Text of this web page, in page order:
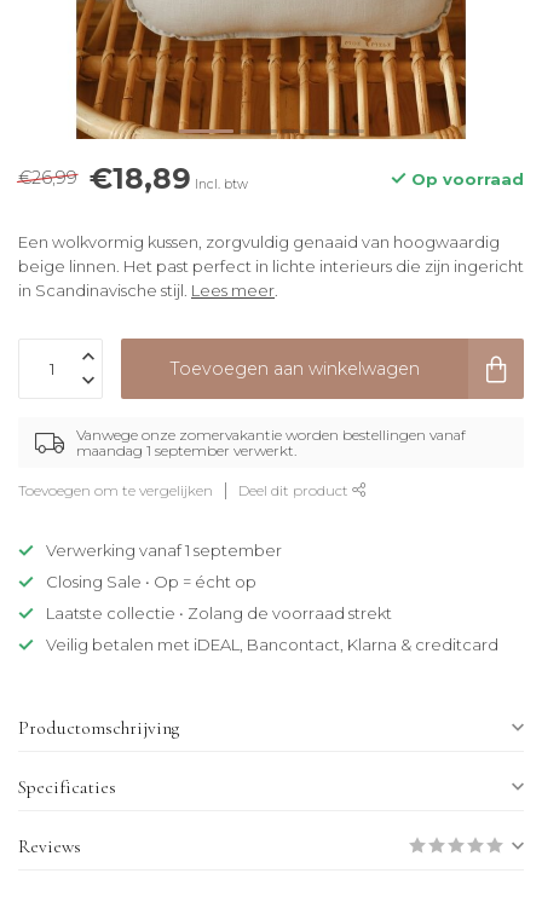
€26,99 €18,89 Incl. btw Op voorraad
Een wolkvormig kussen, zorgvuldig genaaid van hoogwaardig
beige linnen. Het past perfect in lichte interieurs die zijn ingericht
in Scandinavische stijl. Lees meer.
Toevoegen aan winkelwagen
Vanwege onze zomervakantie worden bestellingen vanaf
maandag 1 september verwerkt.
Toevoegen om te vergelijken Deel dit product
Verwerking vanaf 1 september
Closing Sale • Op = écht op
Laatste collectie • Zolang de voorraad strekt
Veilig betalen met iDEAL, Bancontact, Klarna & creditcard
Productomschrijving
Specificaties
Reviews